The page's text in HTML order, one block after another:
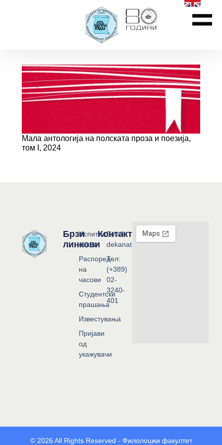
Мала антологија на полската проза и поезија,
том I, 2024
Брзи
линкови
Испитни
сесии
Распоред
на
часови
Студентски
прашања
Известувања
Пријави
од
укажувачи
Контакт
Email:
dekanat@flf.ukim.edu.mk
Тел:
(+389)
02-
3240-
401
© 2026 All Rights Reserved - Филолошки факултет